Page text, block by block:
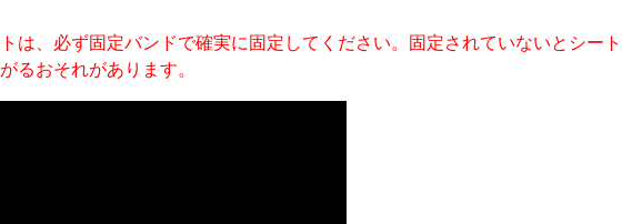
は、必ず固定バンドで確実に固定してください。固定されていないとシート
るおそれがあります。